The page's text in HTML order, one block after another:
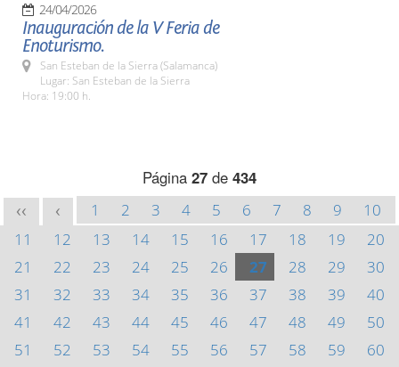
24/04/2026
Inauguración de la V Feria de
Enoturismo.
San Esteban de la Sierra (Salamanca)
Lugar: San Esteban de la Sierra
Hora: 19:00 h.
Página 27 de 434
<< < 1 2 3 4 5 6 7 8 9
10
11
12 13 14 15 16 17 18 19
20
21
22 23 24 25 26 27 28 29
30
31
32 33 34 35 36 37 38 39
40
41
42 43 44 45 46 47 48 49
50
51
52 53 54 55 56 57 58 59
60